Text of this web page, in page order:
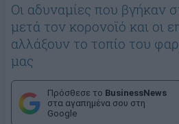
Οι αδυναμίες που βγήκαν
μετά τον κορονοϊό και οι
αλλάξουν το τοπίο του
μας
Πρόσθεσε το BusinessNews
στα αγαπημένα σου στη
Google